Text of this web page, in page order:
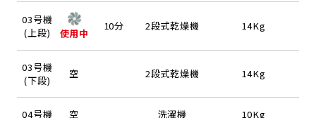
03号機
(上段)
使用中
10分 2段式乾燥機 14Kg
03号機
(下段)
空 2段式乾燥機 14Kg
04号機 空 洗濯機 10Kg